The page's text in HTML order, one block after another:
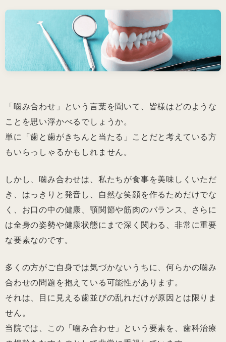
「噛み合わせ」という言葉を聞いて、皆様はどのような
ことを思い浮かべるでしょうか。
単に「歯と歯がきちんと当たる」ことだと考えている方
もいらっしゃるかもしれません。
しかし、噛み合わせは、私たちが食事を美味しくいただ
き、はっきりと発音し、自然な笑顔を作るためだけでな
く、お口の中の健康、顎関節や筋肉のバランス、さらに
は全身の姿勢や健康状態にまで深く関わる、非常に重要
な要素なのです。
多くの方がご自身では気づかないうちに、何らかの噛み
合わせの問題を抱えている可能性があります。
それは、目に見える歯並びの乱れだけが原因とは限りま
せん。
当院では、この「噛み合わせ」という要素を、歯科治療